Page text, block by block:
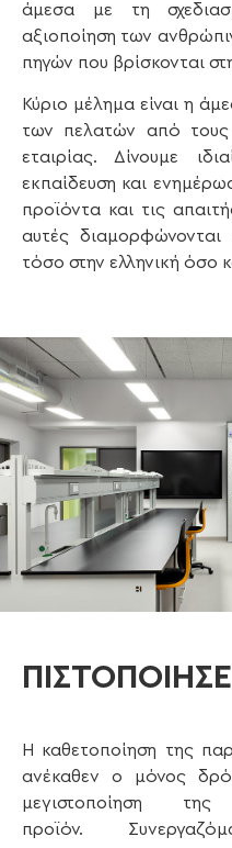
άμεσα με τη
αξιοποίηση των
πηγών που βρίσκονται
Κύριο μέλημα είναι η
των πελατών από τους
εταιρίας. Δίνουμε
εκπαίδευση και
προϊόντα και τις
αυτές διαμορφώνονται
τόσο στην ελληνική όσο
Η καθετοποίηση της
ανέκαθεν ο μόνος
μεγιστοποίηση
προϊόν.